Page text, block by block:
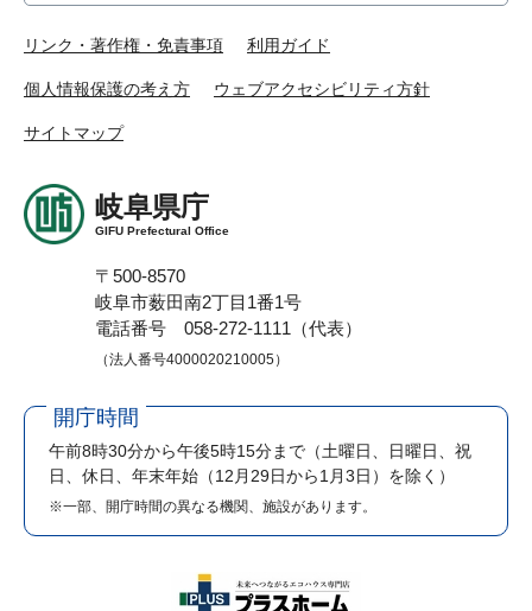
リンク・著作権・免責事項 利用ガイド
個人情報保護の考え方 ウェブアクセシビリティ方針
サイトマップ
岐阜県庁
GIFU Prefectural Office
〒500-8570
岐阜市薮田南2丁目1番1号
電話番号 058-272-1111（代表）
（法人番号4000020210005）
開庁時間
午前8時30分から午後5時15分まで （土曜日、日曜日、祝
日、休日、年末年始（12月29日から1月3日）を除く）
※一部、開庁時間の異なる機関、施設があります。